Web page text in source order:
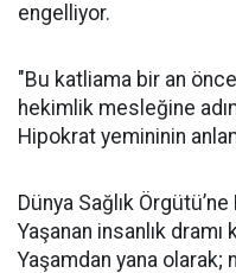
engelliyor.
"Bu katliama bir an
hekimlik mesleğine
Hipokrat yemininin
Dünya Sağlık
Yaşanan insanlık dramı
Yaşamdan yana olarak;